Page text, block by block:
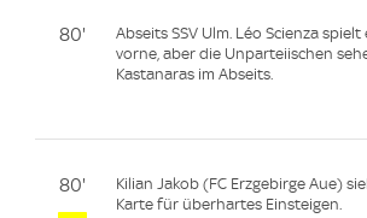
80'
Abseits SSV Ulm. Léo Scienza spielt
vorne, aber die Unparteiischen
Kastanaras im Abseits.
80'
Kilian Jakob (FC Erzgebirge Aue)
Karte für überhartes Einsteigen.